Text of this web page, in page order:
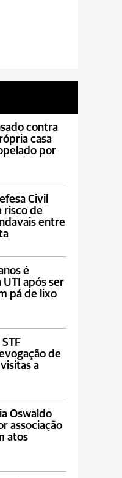
contra
casa
por
Civil
risco de
entre
é
após ser
pá de lixo
de
a
Oswaldo
associação
atos